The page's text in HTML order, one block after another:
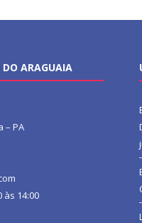
DO ARAGUAIA
– PA
14:00